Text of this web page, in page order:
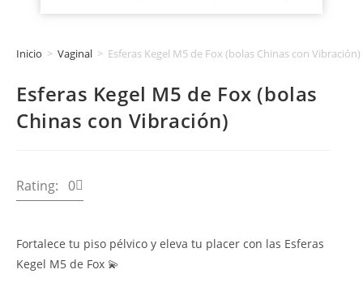
Inicio > Vaginal > Esferas Kegel M5 de Fox (bolas Chinas con Vibración)
Esferas Kegel M5 de Fox (bolas
Chinas con Vibración)
Rating: 0
Fortalece tu piso pélvico y eleva tu placer con las Esferas
Kegel M5 de Fox 💫